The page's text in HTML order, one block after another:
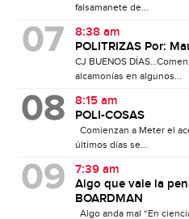
falsamanete de...
8:38 am
POLITRIZAS Por:
CJ BUENOS
alcamonías en algunos...
8:15 am
POLI-COSAS
Comienzan a Meter el
últimos días se...
7:39 am
Algo que vale la
BOARDMAN
Algo anda mal “En